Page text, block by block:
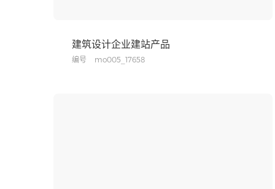
建筑设计企业建站产品
编号 mo005_17658